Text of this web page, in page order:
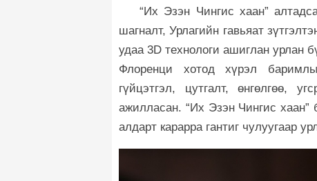
“Их Эзэн Чингис хаан”
шагналт, Урлагийн гавьяат
удаа 3D технологи ашиглан урлан
Флоренци хотод хүрэл
гүйцэтгэл, цутгалт, өнгөлгөө,
ажилласан. “Их Эзэн Чингис
алдарт карарра гантиг чулуугаар